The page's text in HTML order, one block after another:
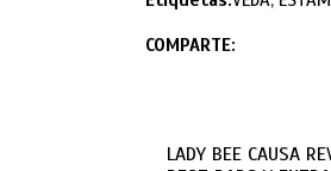
COMPARTE:
LADY BEE CAUSA